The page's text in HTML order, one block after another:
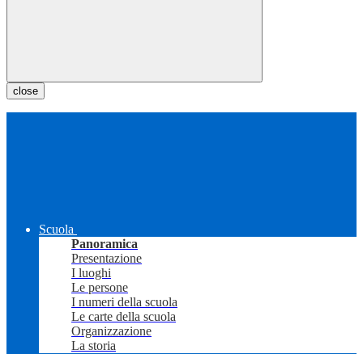
close
Scuola
Panoramica
Presentazione
I luoghi
Le persone
I numeri della scuola
Le carte della scuola
Organizzazione
La storia